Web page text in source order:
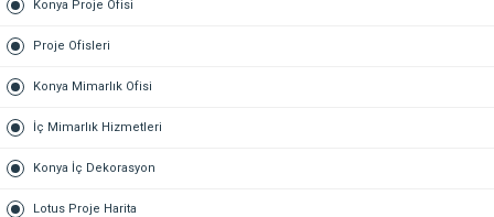
Konya Proje Ofisi
Proje Ofisleri
Konya Mimarlık Ofisi
İç Mimarlık Hizmetleri
Konya İç Dekorasyon
Lotus Proje Harita